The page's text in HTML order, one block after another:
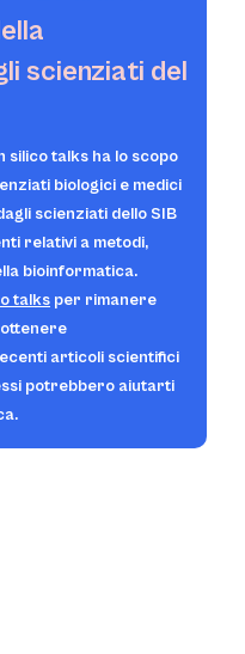
scienziati del
silico talks ha lo scopo
biologici e medici
scienziati dello SIB
relativi a metodi,
bioinformatica.
talks per rimanere
ottenere
articoli scientifici
potrebbero aiutarti